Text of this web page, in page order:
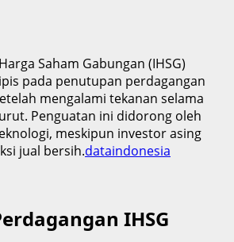
Saham Gabungan (IHSG)
pada penutupan perdagangan
mengalami tekanan selama
Penguatan ini didorong oleh
meskipun investor asing
jual bersih.dataindonesia
IHSG